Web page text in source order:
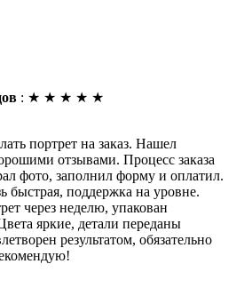
: ★ ★ ★ ★ ★
портрет на заказ. Нашел
отзывами. Процесс заказа
фото, заполнил форму и оплатил.
быстрая, поддержка на уровне.
через неделю, упакован
яркие, детали переданы
результатом, обязательно